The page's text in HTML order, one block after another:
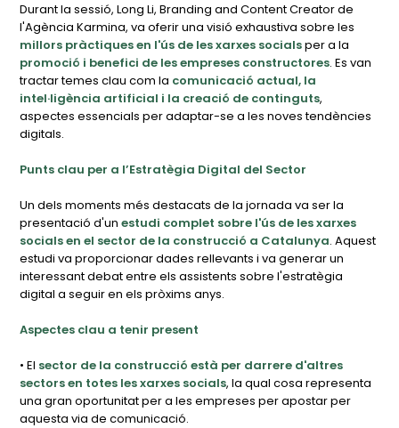
Durant la sessió, Long Li, Branding and Content Creator de
l'Agència Karmina, va oferir una visió exhaustiva sobre les
millors pràctiques en l'ús de les xarxes socialsper a la
promoció i benefici de les empreses constructores. Es van
tractar temes clau com la comunicació actual, la
intel·ligència artificial i la creació de continguts,
aspectes essencials per adaptar-se a les noves tendències
digitals.
Punts clau per a l’Estratègia Digital del Sector
Un dels moments més destacats de la jornada va ser la
presentació d'unestudi complet sobre l'ús de les xarxes
socials en el sector de la construcció a Catalunya. Aquest
estudi va proporcionar dades rellevants i va generar un
interessant debat entre els assistents sobre l'estratègia
digital a seguir en els pròxims anys.
Aspectes clau a tenir present
• El sector de la construcció està per darrere d'altres
sectors en totes les xarxes socials, la qual cosa representa
una gran oportunitat per a les empreses per apostar per
aquesta via de comunicació.